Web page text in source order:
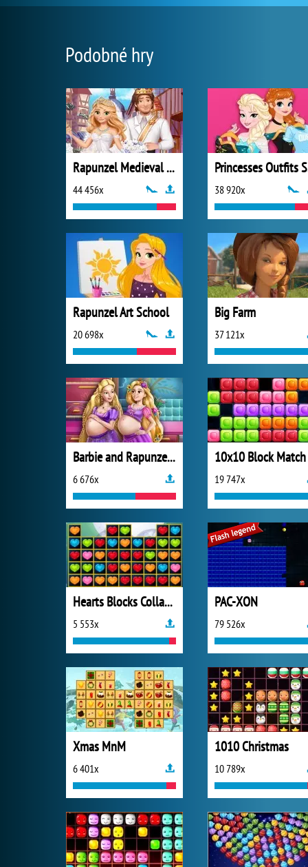
Podobné hry
Rapunzel Medieval Wedding
44 456x 38 920x
Rapunzel Art School
20 698x
Big Farm
37 121x
Barbie and Rapunzel Pregnant BFFs
6 676x
10x10 Block Match
19 747x
Hearts Blocks Collapse
5 553x
PAC-XON
79 526x
Xmas MnM
6 401x
1010 Christmas
10 789x